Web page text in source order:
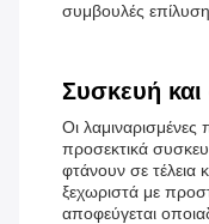
συμβουλές
Συσκευή
Οι λαμιναρισμένες
προσεκτικά
φτάνουν σε τέλεια
ξεχωριστά με
αποφεύγεται